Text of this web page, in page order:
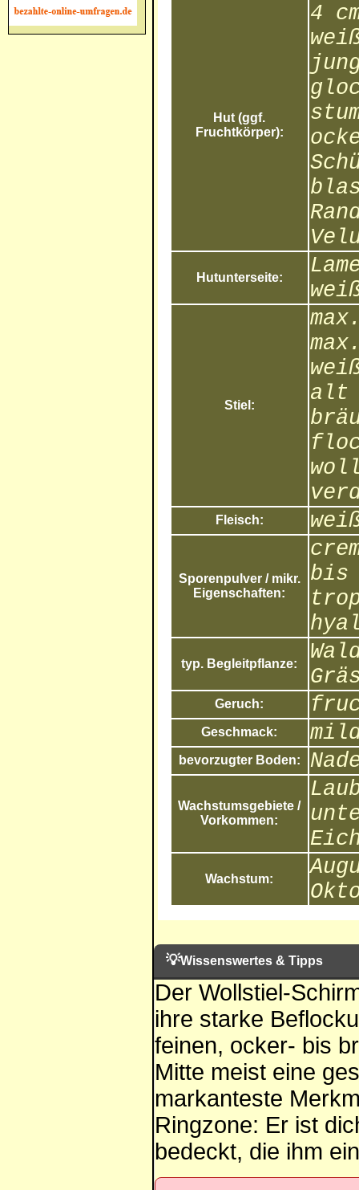
Hut (ggf.
Fruchtkörper):
4
Hutunterseite:
Stiel:
alt
Fleisch:
Sporenpulver / mikr.
Eigenschaften:
bis
typ. Begleitpflanze:
Geruch:
Geschmack:
bevorzugter Boden:
Wachstumsgebiete /
Vorkommen:
Wachstum:
💡Wissenswertes & Tipps
Der Wollstiel-
ihre starke
feinen, ocker- bis
Mitte meist eine
markanteste
Ringzone: Er ist
bedeckt, die ihm